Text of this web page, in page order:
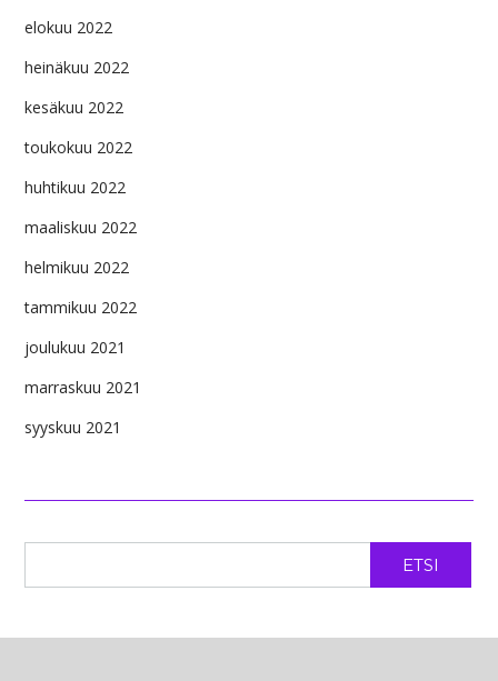
elokuu 2022
heinäkuu 2022
kesäkuu 2022
toukokuu 2022
huhtikuu 2022
maaliskuu 2022
helmikuu 2022
tammikuu 2022
joulukuu 2021
marraskuu 2021
syyskuu 2021
ETSI